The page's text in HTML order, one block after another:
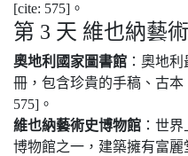
[cite: 575]。
第 3 天 維也納藝
奧地利國家圖書館 ：奧地
冊，包含珍貴的手稿、古本
575]。
維也納藝術史博物館 ：世
博物館之一，建築擁有富麗